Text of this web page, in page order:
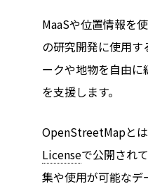
MaaSや位置情報を
の研究開発に使用
ークや地物を自由
を支援します。
OpenStreetMapとは
Licenseで公開され
集や使用が可能なデ